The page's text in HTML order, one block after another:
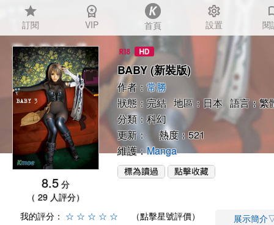
star
訂閱
workspace_premium
VIP 首頁
settings
設置 閱
8.5 分
（ 29 人評分）
BABY (新裝版)
作者：常勝
狀態：完結 地區：日本 語言：繁
分類：科幻
更新： 熱度：521
維護：Manga
我的評分： ☆ ☆ ☆ ☆ ☆ （點擊星號評價） 展示簡介